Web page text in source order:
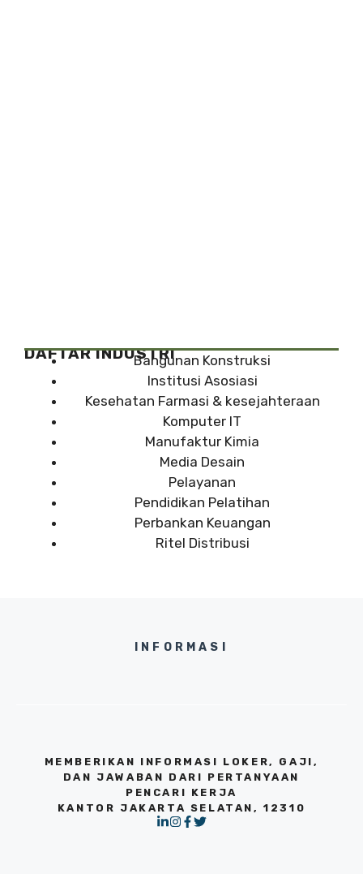
DAFTAR INDUSTRIBangunan Konstruksi
Institusi Asosiasi
Kesehatan Farmasi & kesejahteraan
Komputer IT
Manufaktur Kimia
Media Desain
Pelayanan
Pendidikan Pelatihan
Perbankan Keuangan
Ritel Distribusi
INFORMASI
MEMBERIKAN INFORMASI LOKER, GAJI,
DAN JAWABAN DARI PERTANYAAN
PENCARI KERJA
KANTOR JAKARTA SELATAN, 12310